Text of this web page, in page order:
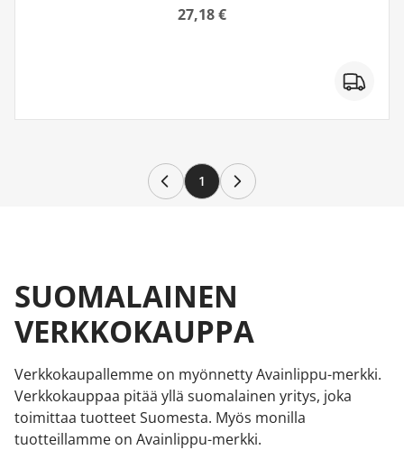
27,18 €
1
SUOMALAINEN
VERKKOKAUPPA
Verkkokaupallemme on myönnetty Avainlippu-merkki.
Verkkokauppaa pitää yllä suomalainen yritys, joka
toimittaa tuotteet Suomesta. Myös monilla
tuotteillamme on Avainlippu-merkki.